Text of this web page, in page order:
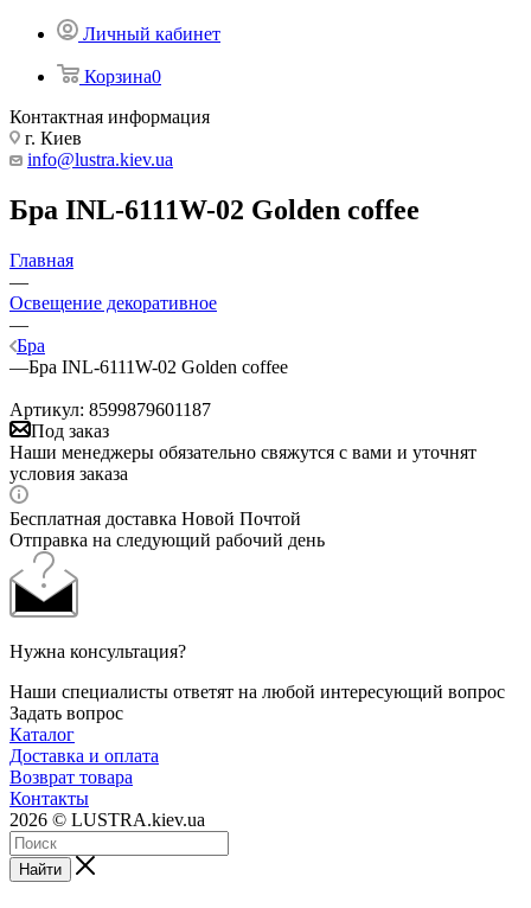
Личный кабинет
Корзина0
Контактная информация
г. Киев
info@lustra.kiev.ua
Бра INL-6111W-02 Golden coffee
Главная
—
Освещение декоративное
—
Бра
—Бра INL-6111W-02 Golden coffee
Артикул: 8599879601187
Под заказ
Наши менеджеры обязательно свяжутся с вами и уточнят
условия заказа
Бесплатная доставка Новой Почтой
Отправка на следующий рабочий день
Нужна консультация?
Наши специалисты ответят на любой интересующий вопрос
Задать вопрос
Каталог
Доставка и оплата
Возврат товара
Контакты
2026 © LUSTRA.kiev.ua
Найти